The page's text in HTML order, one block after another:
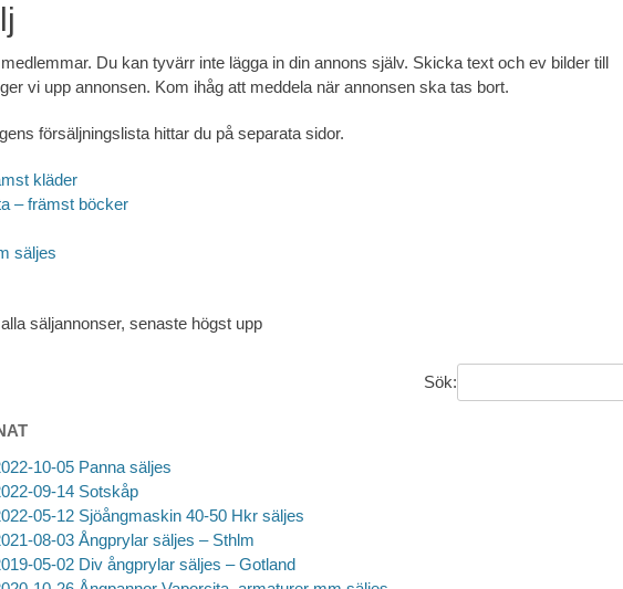
Du kan tyvärr inte lägga in din annons själv. Skicka text och ev bilder till
vi upp annonsen. Kom ihåg att meddela när annonsen ska tas bort.
försäljningslista hittar du på separata sidor.
kläder
– främst böcker
säljes
säljannonser, senaste högst upp
Sök:
10-05 Panna säljes
09-14 Sotskåp
05-12 Sjöångmaskin 40-50 Hkr säljes
08-03 Ångprylar säljes – Sthlm
05-02 Div ångprylar säljes – Gotland